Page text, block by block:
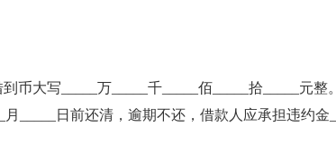
币大写_____万_____千_____佰_____拾_____元
月_____日前还清，逾期不还，借款人应承担违约